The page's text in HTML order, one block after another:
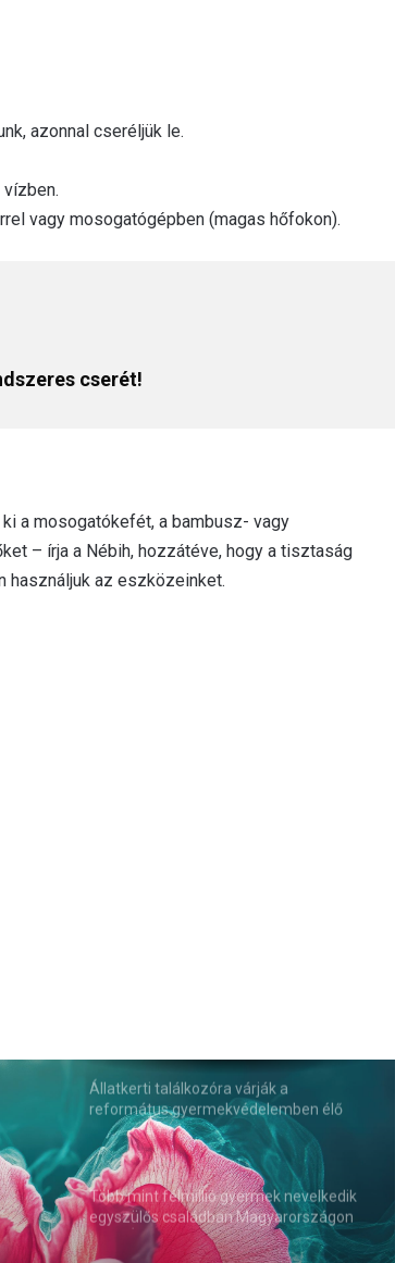
azonnal cseréljük le.
vagy mosogatógépben (magas hőfokon).
cserét!
a mosogatókefét, a bambusz- vagy
– írja a Nébih, hozzátéve, hogy a tisztaság
használjuk az eszközeinket.
Állatkerti találkozóra várják a
református gyermekvédelemben élő
gyerekeket és nevelőszülőket
Több mint félmillió gyermek nevelkedik
egyszülős családban Magyarországon
(VIDEÓ)